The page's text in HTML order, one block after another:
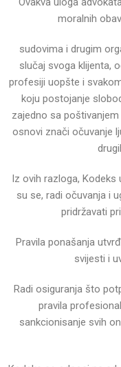
moralnih
sudovima i drugim
slučaj svoga klijenta,
profesiji uopšte i
koju postojanje
zajedno sa poštivanjem
osnovi znači očuvanje
Iz ovih razloga, Kodeks
su se, radi očuvanja i
pridržavati
Pravila ponašanja
svijesti i
Radi osiguranja što
pravila
sankcionisanje svih